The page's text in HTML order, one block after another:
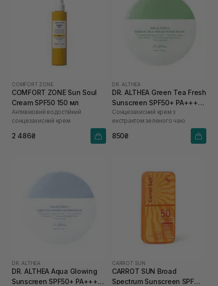
COMFORT ZONE
COMFORT ZONE Sun Soul
Cream SPF50 150 мл
Антивіковий водостійкий
сонцезахисний крем
2 486₴
DR. ALTHEA
DR. ALTHEA Green Tea Fresh
Sunscreen SPF50+ PA++++
45 мл
Сонцезахисний крем з
екстрактом зеленого чаю
850₴
DR. ALTHEA
DR. ALTHEA Aqua Glowing
Sunscreen SPF50+ PA++++
CARROT SUN
CARROT SUN Broad
Spectrum Sunscreen SPF